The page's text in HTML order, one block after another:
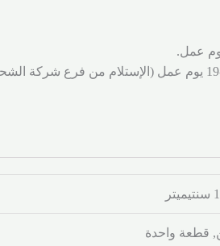
شحن لجميع المناطق والمدن خلال 7-19 يوم عمل
قطعة واحدة